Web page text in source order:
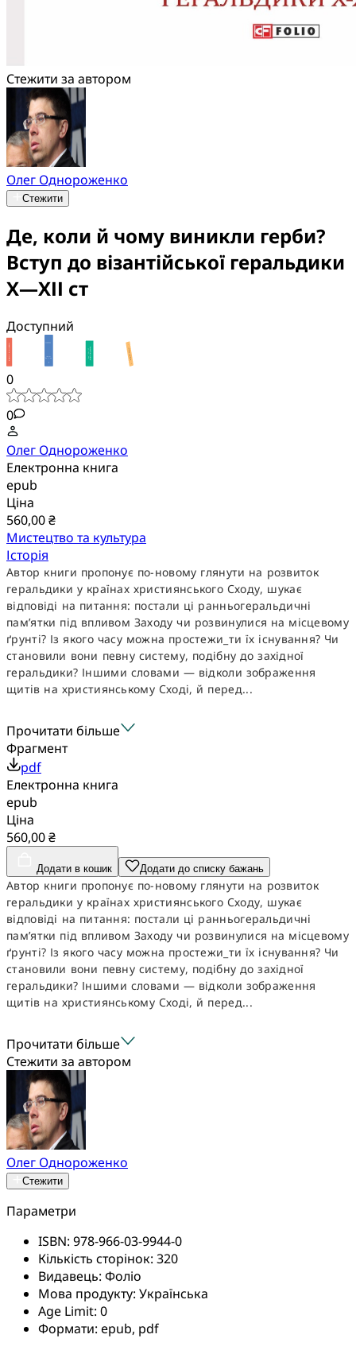
Стежити за автором
Олег Однороженко
Стежити
Де, коли й чому виникли герби?
Вступ до візантійської геральдики
Х—ХІІ ст
Доступний
0
0
Олег Однороженко
Електронна книга
epub
Ціна
560,00 ₴
Мистецтво та культура
Історія
Автор книги пропонує по-новому глянути на розвиток
геральдики у країнах християнського Сходу, шукає
відповіді на питання: постали ці ранньогеральдичні
пам’ятки під впливом Заходу чи розвинулися на місцевому
ґрунті? Із якого часу можна простежи_ти їх існування? Чи
становили вони певну систему, подібну до західної
геральдики? Іншими словами — відколи зображення
щитів на християнському Сході, й перед...
Прочитати більше
Фрагмент
pdf
Електронна книга
epub
Ціна
560,00 ₴
Додати в кошик Додати до списку бажань
Автор книги пропонує по-новому глянути на розвиток
геральдики у країнах християнського Сходу, шукає
відповіді на питання: постали ці ранньогеральдичні
пам’ятки під впливом Заходу чи розвинулися на місцевому
ґрунті? Із якого часу можна простежи_ти їх існування? Чи
становили вони певну систему, подібну до західної
геральдики? Іншими словами — відколи зображення
щитів на християнському Сході, й перед...
Прочитати більше
Стежити за автором
Олег Однороженко
Стежити
Параметри
ISBN: 978-966-03-9944-0
Кількість сторінок: 320
Видавець: Фоліо
Мова продукту: Українська
Age Limit: 0
Формати: epub, pdf